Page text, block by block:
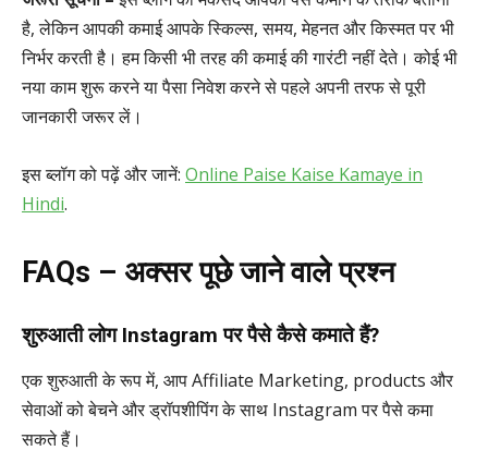
है, लेकिन आपकी कमाई आपके स्किल्स, समय, मेहनत और किस्मत पर भी
निर्भर करती है। हम किसी भी तरह की कमाई की गारंटी नहीं देते। कोई भी
नया काम शुरू करने या पैसा निवेश करने से पहले अपनी तरफ से पूरी
जानकारी जरूर लें।
इस ब्लॉग को पढ़ें और जानें: Online Paise Kaise Kamaye in
Hindi.
FAQs – अक्सर पूछे जाने वाले प्रश्न
शुरुआती लोग Instagram पर पैसे कैसे कमाते हैं?
एक शुरुआती के रूप में, आप Affiliate Marketing, products और
सेवाओं को बेचने और ड्रॉपशीपिंग के साथ Instagram पर पैसे कमा
सकते हैं।